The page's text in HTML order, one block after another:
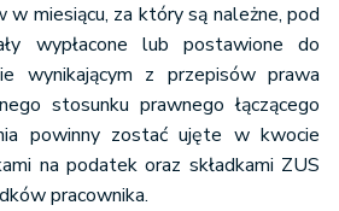
w miesiącu, za który są należne, pod
wypłacone lub postawione do
wynikającym z przepisów prawa
stosunku prawnego łączącego
powinny zostać ujęte w kwocie
na podatek oraz składkami ZUS
pracownika.